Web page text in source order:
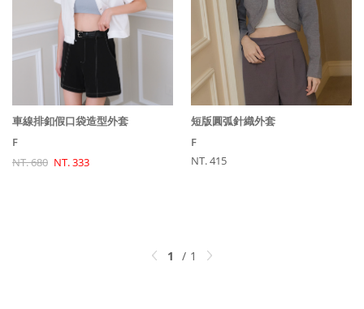
車線排釦假口袋造型外套
F
NT. 680 NT. 333
短版圓弧針織外套
F
NT. 415
1 1